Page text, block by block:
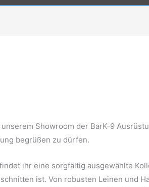
Showroom der BarK-9
begrüßen zu dürfen.
ihr eine sorgfältig ausgewählte
ist. Von robusten Leinen und